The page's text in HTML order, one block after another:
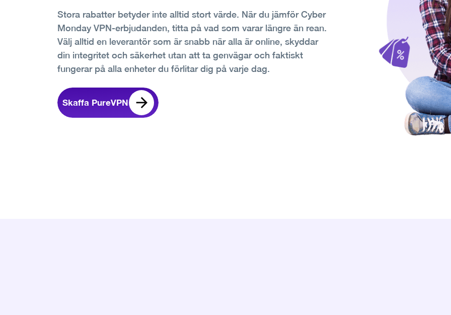
Stora rabatter betyder inte alltid stort värde. När du jämför Cyber
Monday VPN-erbjudanden, titta på vad som varar längre än rean.
Välj alltid en leverantör som är snabb när alla är online, skyddar
din integritet och säkerhet utan att ta genvägar och faktiskt
fungerar på alla enheter du förlitar dig på varje dag.
Skaffa PureVPN